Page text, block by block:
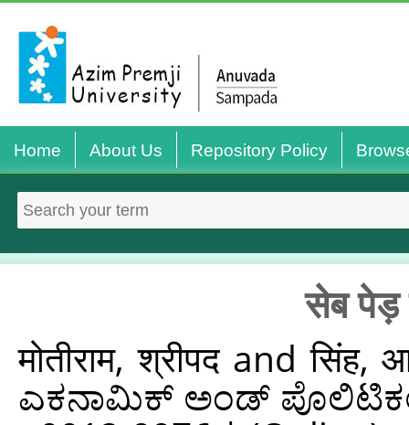
Home About Us Repository Policy
सेब पेड़
मोतीराम, श्रीपदandसिंह,
ಎಕನಾಮಿಕ್ ಅಂಡ್ ಪೊಲಿಟಿಕಲ್